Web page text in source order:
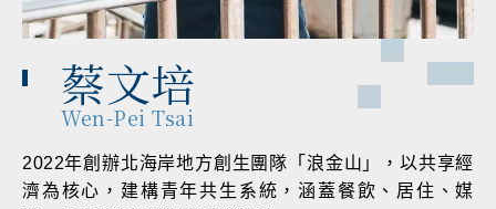
蔡文培
Wen-Pei Tsai
2022年創辦北海岸地方創生團隊「浪金山」，以共享經
濟為核心，建構青年共生系統，涵蓋餐飲、居住、媒